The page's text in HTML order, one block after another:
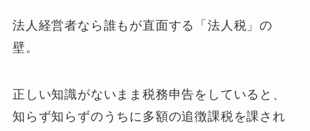
法人経営者なら誰もが直面する「法人税」の
壁。
正しい知識がないまま税務申告をしていると、
知らず知らずのうちに多額の追徴課税を課され